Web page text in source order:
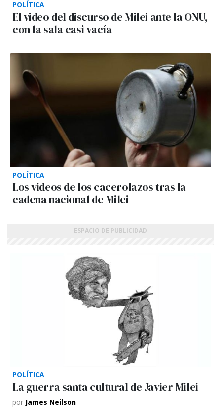
POLÍTICA
El video del discurso de Milei ante la ONU,
con la sala casi vacía
POLÍTICA
Los videos de los cacerolazos tras la
cadena nacional de Milei
POLÍTICA
La guerra santa cultural de Javier Milei
por James Neilson